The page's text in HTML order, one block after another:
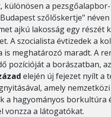
különösen a
szőlőskertje" néven
ajkú lakosság egy részét
A szocialista évtizedek a
meghatározó maradt. A
pozícióját a borászatban,
elején új fejezet nyílt a
amely
a hagyományos borkultúra
vonzza a látogatókat.